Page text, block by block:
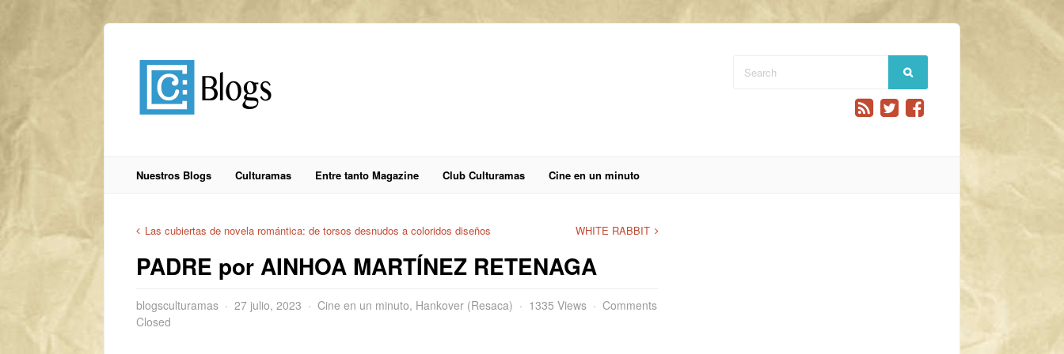
Nuestros Blogs Culturamas Entre tanto Magazine Club Culturamas Cine en un minuto
Las cubiertas de novela romántica: de torsos desnudos a coloridos diseños WHITE RABBIT
PADRE por AINHOA MARTÍNEZ RETENAGA
blogsculturamas 27 julio, 2023 Cine en un minuto, Hankover (Resaca) 1335 Views
Comments
Closed